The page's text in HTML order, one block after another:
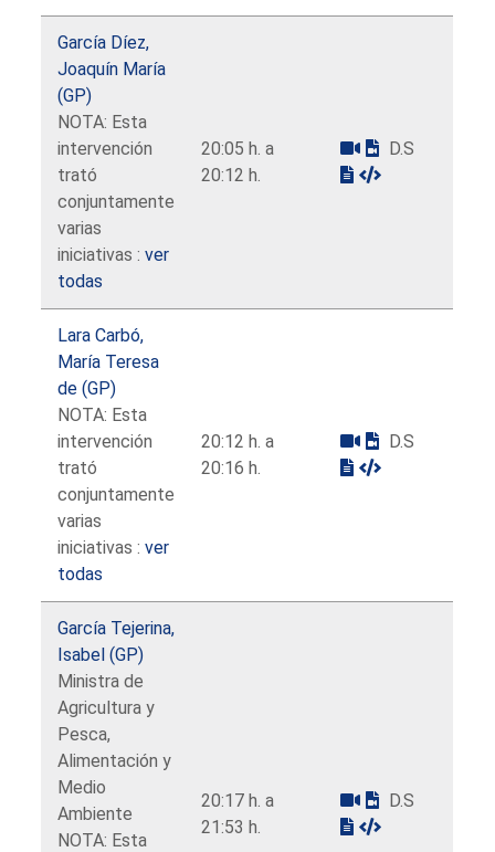
García Díez,
Joaquín María
(GP)
NOTA: Esta
intervención
trató
conjuntamente
varias
iniciativas :ver
todas
20:05 h. a
20:12 h.
D.S
Lara Carbó,
María Teresa
de (GP)
NOTA: Esta
intervención
trató
conjuntamente
varias
iniciativas :ver
todas
20:12 h. a
20:16 h.
D.S
García Tejerina,
Isabel (GP)
Ministra de
Agricultura y
Pesca,
Alimentación y
Medio
Ambiente
NOTA: Esta
20:17 h. a
21:53 h.
D.S